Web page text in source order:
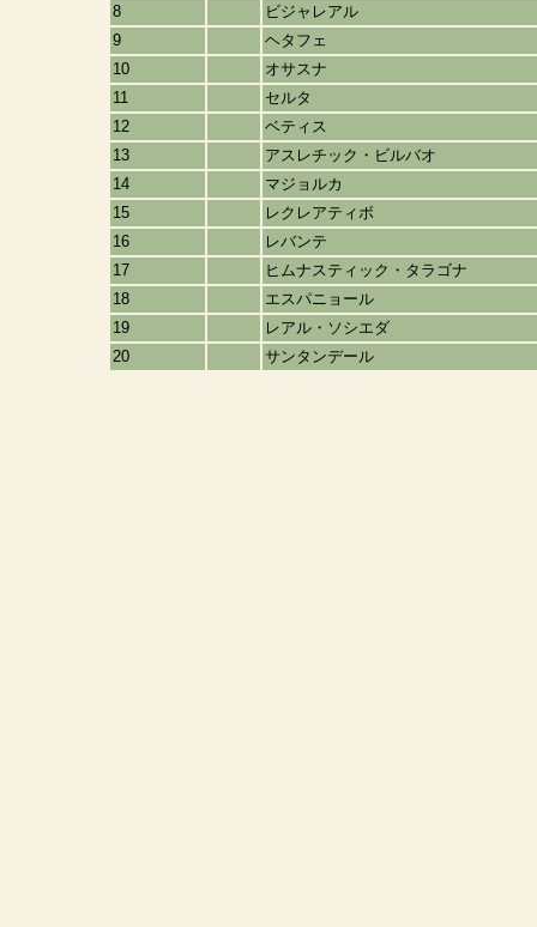
8
ビジャレアル
9
ヘタフェ
10
オサスナ
11
セルタ
12
ベティス
13
アスレチック・ビルバオ
14
マジョルカ
15
レクレアティボ
16
レバンテ
17
ヒムナスティック・タラゴナ
18
エスパニョール
19
レアル・ソシエダ
20
サンタンデール